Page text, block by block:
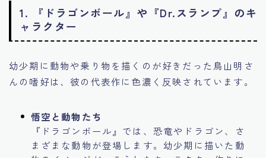
1.
『ドラゴンボール』や『Dr.スランプ』のキ
ャラクター
幼少期に動物や乗り物を描くのが好きだった鳥山明さ
んの嗜好は、彼の代表作に色濃く反映されています。
悟空と動物たち
『ドラゴンボール』では、恐竜やドラゴン、さ
まざまな動物が登場します。幼少期に描いた動